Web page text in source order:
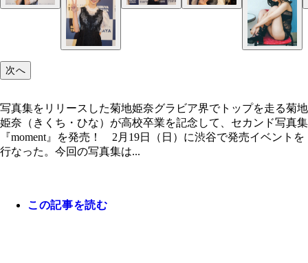
セカンド写真集「moment」をリリースした菊地姫
セカンド写真集をリリースした菊地姫奈
菊地姫奈
菊地姫奈
菊地姫奈
菊地姫奈
菊地姫奈
次へ
写真集をリリースした菊地姫奈グラビア界でトップを走る菊地
姫奈（きくち・ひな）が高校卒業を記念して、セカンド写真集
『moment』を発売！ 2月19日（日）に渋谷で発売イベントを
行なった。今回の写真集は...
この記事を読む